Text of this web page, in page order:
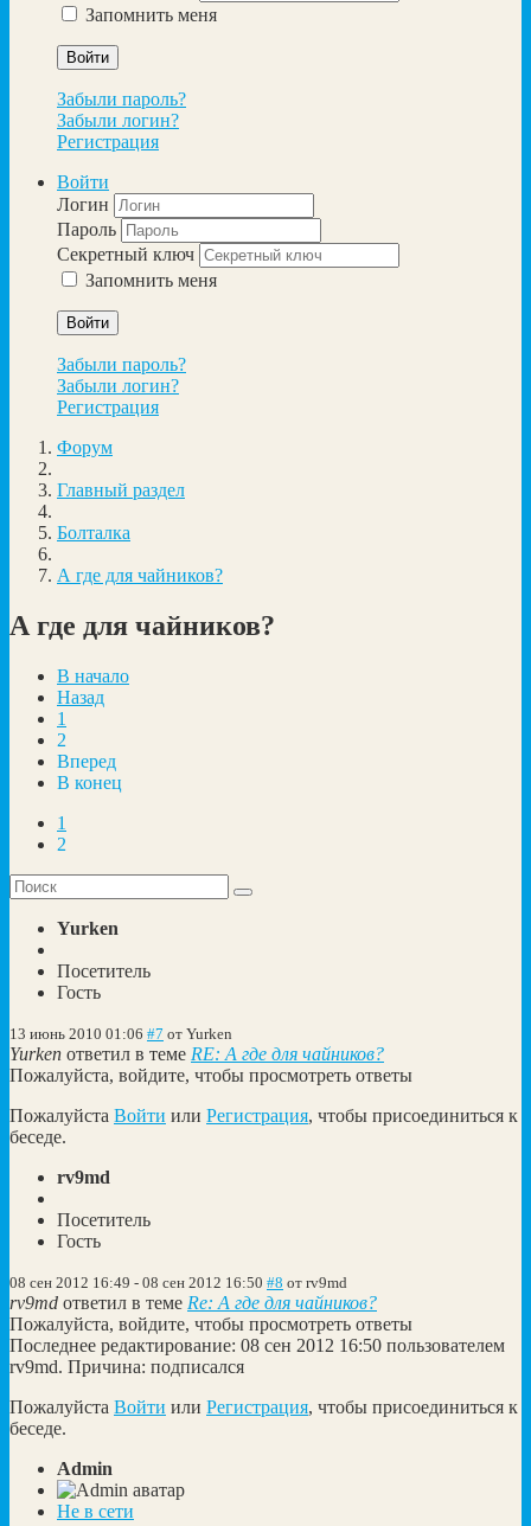
Запомнить меня
Войти
Забыли пароль?
Забыли логин?
Регистрация
Войти
Логин
Пароль
Секретный ключ
Запомнить меня
Войти
Забыли пароль?
Забыли логин?
Регистрация
Форум
Главный раздел
Болталка
А где для чайников?
А где для чайников?
В начало
Назад
1
2
Вперед
В конец
1
2
Yurken
Посетитель
Гость
13 июнь 2010 01:06 #7 от Yurken
Yurken ответил в теме RE: А где для чайников?
Пожалуйста, войдите, чтобы просмотреть ответы
Пожалуйста Войти или Регистрация, чтобы присоединиться к
беседе.
rv9md
Посетитель
Гость
08 сен 2012 16:49 - 08 сен 2012 16:50 #8 от rv9md
rv9md ответил в теме Re: А где для чайников?
Пожалуйста, войдите, чтобы просмотреть ответы
Последнее редактирование: 08 сен 2012 16:50 пользователем
rv9md. Причина: подписался
Пожалуйста Войти или Регистрация, чтобы присоединиться к
беседе.
Admin
Не в сети